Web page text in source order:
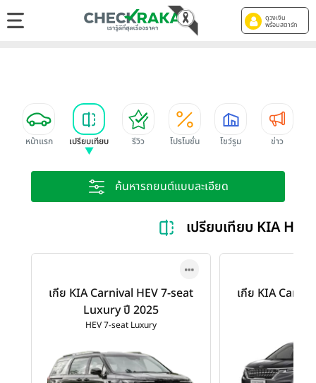
ดูวงเงิน
พร้อมสตาร์ท
หน้าแรก เปรียบเทียบ รีวิว โปรโมชั่น โชว์รูม ข่าว
ค้นหารถยนต์แบบละเอียด
เปรียบเทียบ KIA
เกีย KIA Carnival HEV 7-seat
Luxury ปี 2025
HEV 7-seat Luxury
เกีย KIA